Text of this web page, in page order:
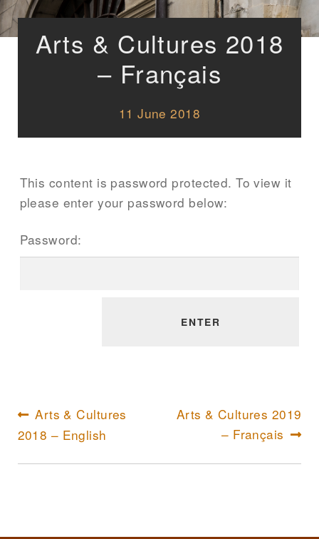
Arts & Cultures 2018
– Français
11 June 2018
This content is password protected. To view it
please enter your password below:
Password:
Arts & Cultures
2018 – English
Arts & Cultures 2019
– Français